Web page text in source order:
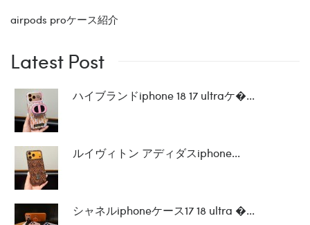
airpods proケース紹介
Latest Post
ハイブランドiphone 18 17 ultraケ�...
ルイヴィトン アディダスiphone...
シャネルiphoneケース17 18 ultra �...